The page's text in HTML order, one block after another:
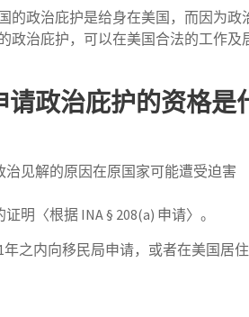
政治庇护是给身在美国，而因为
治庇护，可以在美国合法的工作
请政治庇护的资格是
见解的原因在原国家可能遭受迫害
明〈根据 INA § 208(a) 申请〉。
之内向移民局申请，或者在美国居